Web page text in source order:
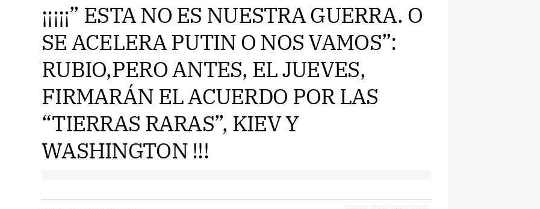
¡¡¡¡¡” ESTA NO ES NUESTRA GUERRA. O
SE ACELERA PUTIN O NOS VAMOS”:
RUBIO,PERO ANTES, EL JUEVES,
FIRMARÁN EL ACUERDO POR LAS
“TIERRAS RARAS”, KIEV Y
WASHINGTON !!!